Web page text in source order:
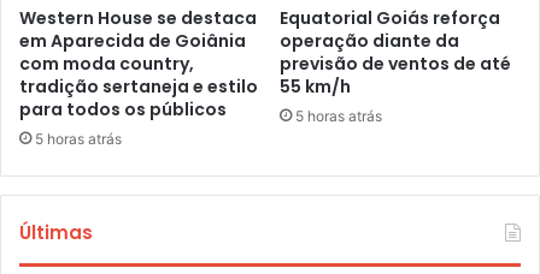
Western House se destaca
em Aparecida de Goiânia
com moda country,
tradição sertaneja e estilo
para todos os públicos
5 horas atrás
Equatorial Goiás reforça
operação diante da
previsão de ventos de até
55 km/h
5 horas atrás
Últimas